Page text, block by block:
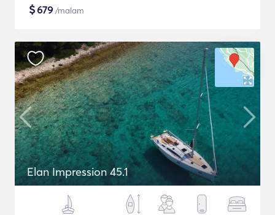
$679 /malam
Elan Impression 45.1